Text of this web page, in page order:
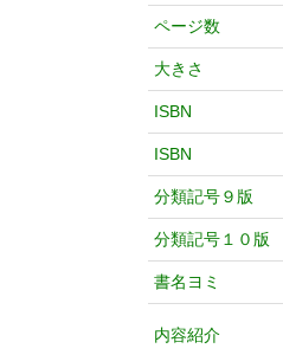
ページ数
大きさ
ISBN
ISBN
分類記号９版
分類記号１０版
書名ヨミ
内容紹介